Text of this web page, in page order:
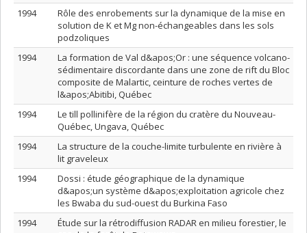
1994
Rôle des enrobements sur la dynamique de la mise en
solution de K et Mg non-échangeables dans les sols
podzoliques
1994
La formation de Val d&apos;Or : une séquence volcano-
sédimentaire discordante dans une zone de rift du Bloc
composite de Malartic, ceinture de roches vertes de
l&apos;Abitibi, Québec
1994
Le till pollinifère de la région du cratère du Nouveau-
Québec, Ungava, Québec
1994
La structure de la couche-limite turbulente en rivière à
lit graveleux
1994
Dossi : étude géographique de la dynamique
d&apos;un système d&apos;exploitation agricole chez
les Bwaba du sud-ouest du Burkina Faso
1994
Étude sur la rétrodiffusion RADAR en milieu forestier, le